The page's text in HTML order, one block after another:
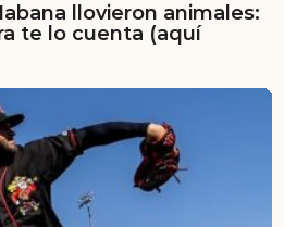
llovieron animales:
te lo cuenta (aquí